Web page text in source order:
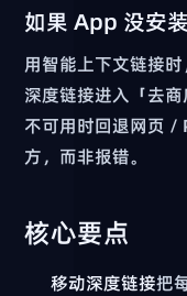
如果 App 没安
用智能上下文链接
深度链接进入「去
不可用时回退网页 /
方，而非报错。
核心要点
移动深度链接把